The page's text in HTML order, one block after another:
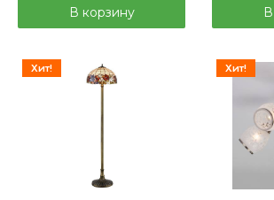
В корзину
Хит! Хит!